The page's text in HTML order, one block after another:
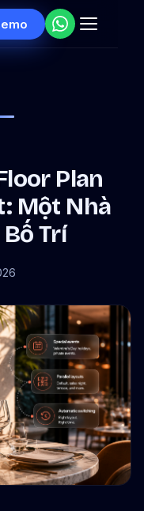
Plan
Một Nhà
Trí